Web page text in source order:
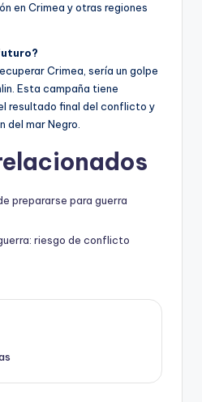
en Crimea y otras regiones
Crimea, sería un golpe
Esta campaña tiene
resultado final del conflicto y
del mar Negro.
prepararse para guerra
riesgo de conflicto